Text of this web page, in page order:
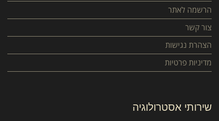
הרשמה לאתר
צור קשר
הצהרת נגישות
מדיניות פרטיות
שירותי אסטרולוגיה